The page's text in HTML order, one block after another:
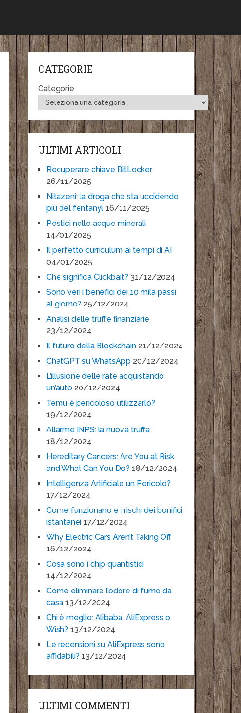
CATEGORIE
Categorie
ULTIMI ARTICOLI
Recuperare chiave BitLocker
26/11/2025
Nitazeni: la droga che sta uccidendo
più del fentanyl 16/11/2025
Pestici nelle acque minerali
14/01/2025
Il perfetto curriculum ai tempi di AI
04/01/2025
Che significa Clickbait? 31/12/2024
Sono veri i benefici dei 10 mila passi
al giorno? 25/12/2024
Analisi delle truffe finanziarie
23/12/2024
Il futuro della Blockchain 21/12/2024
ChatGPT su WhatsApp 20/12/2024
L’illusione delle rate acquistando
un’auto 20/12/2024
Temu è pericoloso utilizzarlo?
19/12/2024
Allarme INPS: la nuova truffa
18/12/2024
Hereditary Cancers: Are You at Risk
and What Can You Do? 18/12/2024
Intelligenza Artificiale un Pericolo?
17/12/2024
Come funzionano e i rischi dei bonifici
istantanei 17/12/2024
Why Electric Cars Aren’t Taking Off
16/12/2024
Cosa sono i chip quantistici
14/12/2024
Come eliminare l’odore di fumo da
casa 13/12/2024
Chi è meglio: Alibaba, AliExpress o
Wish? 13/12/2024
Le recensioni su AliExpress sono
affidabili? 13/12/2024
ULTIMI COMMENTI